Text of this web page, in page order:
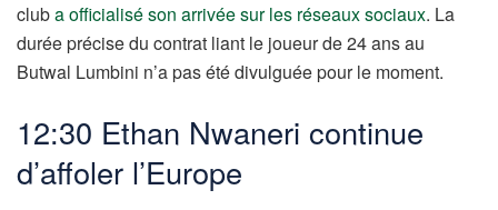
cluba officialisé son arrivée sur les réseaux sociaux. La
durée précise du contrat liant le joueur de 24 ans au
Butwal Lumbini n’a pas été divulguée pour le moment.
12:30 Ethan Nwaneri continue
d’affoler l’Europe